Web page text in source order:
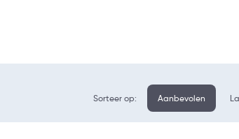
Aanbevolen
Sorteer op: